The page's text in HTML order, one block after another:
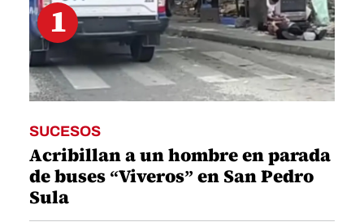
1
SUCESOS
Acribillan a un hombre en parada
de buses “Viveros” en San Pedro
Sula